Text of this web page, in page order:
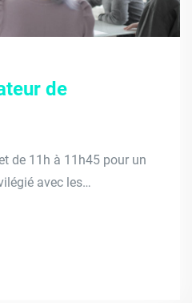
de
de 11h à 11h45 pour un
avec les…